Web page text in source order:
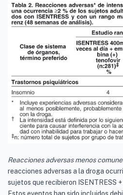
Reacciones adversas menos
reacciones adversas a la droga
sujetos que recibieron ISENTRESS